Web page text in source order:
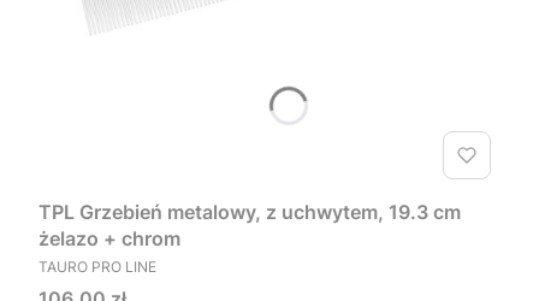
TPL Grzebień metalowy, z uchwytem, 19.3 cm
żelazo + chrom
PRODUCENT
TAURO PRO LINE